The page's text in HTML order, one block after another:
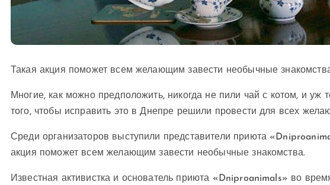
Такая акция поможет всем желающим завести необычные
Многие, как можно предположить, никогда не пили чай с котом, и
того, чтобы исправить это в Днепре решили провести для всех
Среди организаторов выступили представители приюта
акция поможет всем желающим завести необычные знакомства.
Известная активистка и основатель приюта «Dniproanimals» во